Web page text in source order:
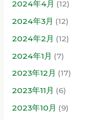
2024年4月 (12)
2024年3月 (12)
2024年2月 (12)
2024年1月 (7)
2023年12月 (17)
2023年11月 (6)
2023年10月 (9)